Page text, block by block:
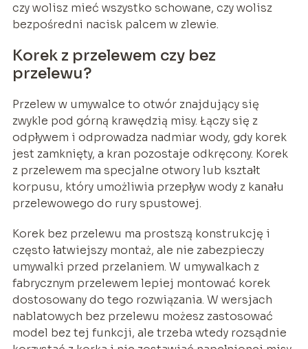
czy wolisz mieć wszystko schowane, czy wolisz
bezpośredni nacisk palcem w zlewie.
Korek z przelewem czy bez
przelewu?
Przelew w umywalce to otwór znajdujący się
zwykle pod górną krawędzią misy. Łączy się z
odpływem i odprowadza nadmiar wody, gdy korek
jest zamknięty, a kran pozostaje odkręcony. Korek
z przelewem ma specjalne otwory lub kształt
korpusu, który umożliwia przepływ wody z kanału
przelewowego do rury spustowej.
Korek bez przelewu ma prostszą konstrukcję i
często łatwiejszy montaż, ale nie zabezpieczy
umywalki przed przelaniem. W umywalkach z
fabrycznym przelewem lepiej montować korek
dostosowany do tego rozwiązania. W wersjach
nablatowych bez przelewu możesz zastosować
model bez tej funkcji, ale trzeba wtedy rozsądnie